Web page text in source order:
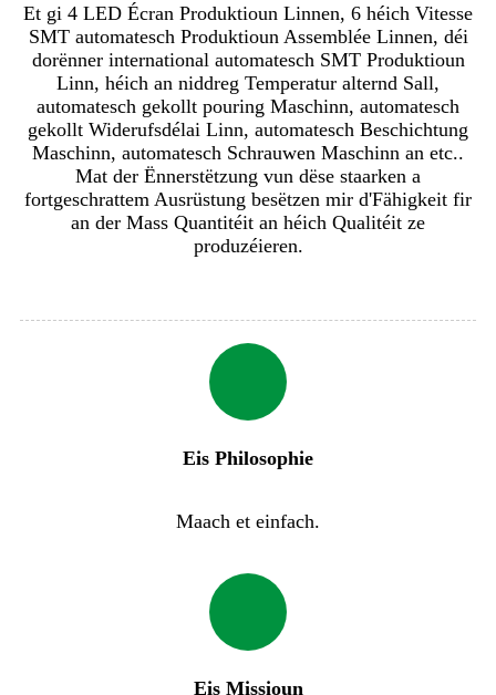
Et gi 4 LED Écran Produktioun Linnen, 6 héich Vitesse
SMT automatesch Produktioun Assemblée Linnen, déi
dorënner international automatesch SMT Produktioun
Linn, héich an niddreg Temperatur alternd Sall,
automatesch gekollt pouring Maschinn, automatesch
gekollt Widerufsdélai Linn, automatesch Beschichtung
Maschinn, automatesch Schrauwen Maschinn an etc..
Mat der Ënnerstëtzung vun dëse staarken a
fortgeschrattem Ausrüstung besëtzen mir d'Fähigkeit fir
an der Mass Quantitéit an héich Qualitéit ze
produzéieren.
Eis Philosophie
Maach et einfach.
Eis Missioun